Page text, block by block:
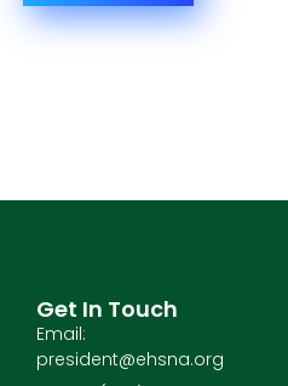
Get In Touch
Email:
president@ehsna.org